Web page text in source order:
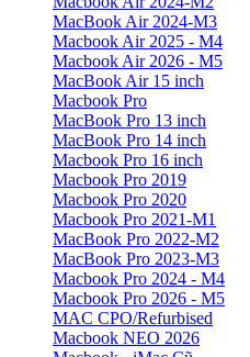
MacBook Air 2024-M3
Macbook Air 2025 - M4
Macbook Air 2026 - M5
MacBook Air 15 inch
Macbook Pro
MacBook Pro 13 inch
MacBook Pro 14 inch
Macbook Pro 16 inch
Macbook Pro 2019
Macbook Pro 2020
Macbook Pro 2021-M1
MacBook Pro 2022-M2
MacBook Pro 2023-M3
Macbook Pro 2024 - M4
Macbook Pro 2026 - M5
MAC CPO/Refurbised
Macbook NEO 2026